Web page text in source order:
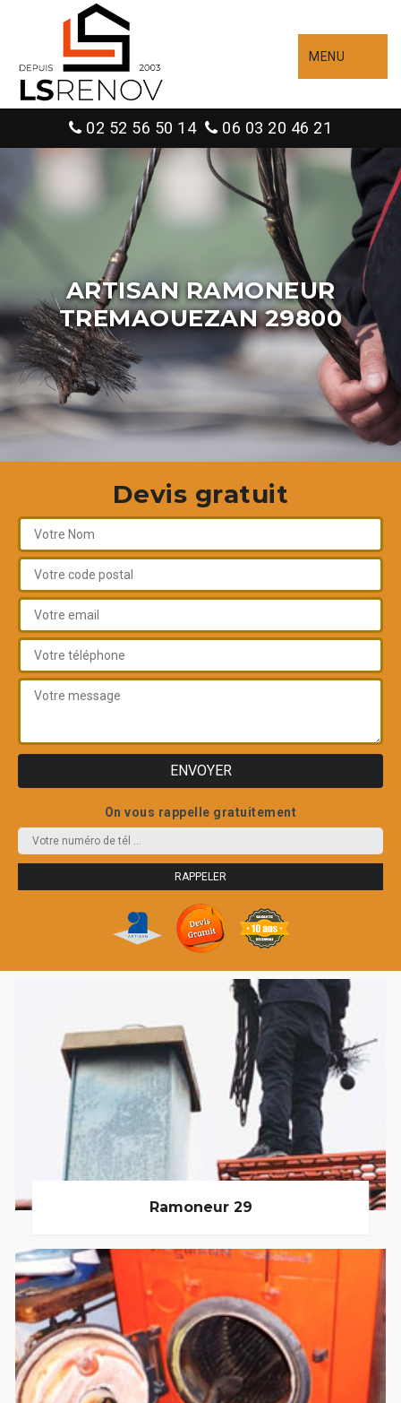
MENU
02 52 56 50 14 06 03 20 46 21
ARTISAN RAMONEUR
TREMAOUEZAN 29800
Devis gratuit
On vous rappelle gratuitement
Ramoneur 29